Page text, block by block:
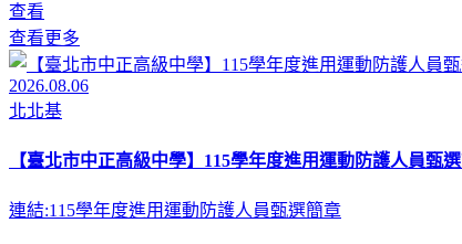
查看
查看更多
2026.08.06
北北基
【臺北市中正高級中學】115學年度進用運動防護人員甄
連結:115學年度進用運動防護人員甄選簡章